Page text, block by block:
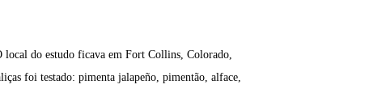
do estudo ficava em Fort Collins, Colorado,
foi testado: pimenta jalapeño, pimentão, alface,